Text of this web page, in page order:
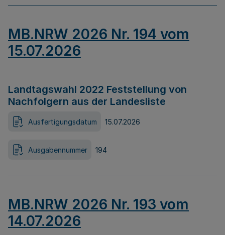
MB.NRW 2026 Nr. 194 vom
15.07.2026
Landtagswahl 2022 Feststellung von
Nachfolgern aus der Landesliste
Ausfertigungsdatum 15.07.2026
Ausgabennummer 194
MB.NRW 2026 Nr. 193 vom
14.07.2026